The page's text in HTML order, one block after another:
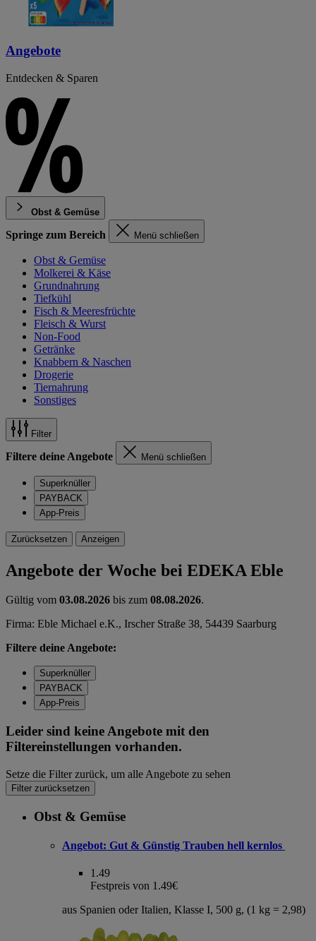
Angebote
Entdecken & Sparen
Obst & Gemüse
Springe zum Bereich Menü schließen
Obst & Gemüse
Molkerei & Käse
Grundnahrung
Tiefkühl
Fisch & Meeresfrüchte
Fleisch & Wurst
Non-Food
Getränke
Knabbern & Naschen
Drogerie
Tiernahrung
Sonstiges
Filter
Filtere deine Angebote Menü schließen
Superknüller
PAYBACK
App-Preis
Zurücksetzen Anzeigen
Angebote der Woche bei EDEKA Eble
Gültig vom 03.08.2026 bis zum 08.08.2026.
Firma: Eble Michael e.K., Irscher Straße 38, 54439 Saarburg
Filtere deine Angebote:
Superknüller
PAYBACK
App-Preis
Leider sind keine Angebote mit den
Filtereinstellungen vorhanden.
Setze die Filter zurück, um alle Angebote zu sehen
Filter zurücksetzen
Obst & Gemüse
Angebot: Gut & Günstig Trauben hell kernlos
1.49
Festpreis von 1.49€
aus Spanien oder Italien, Klasse I, 500 g, (1 kg = 2,98)